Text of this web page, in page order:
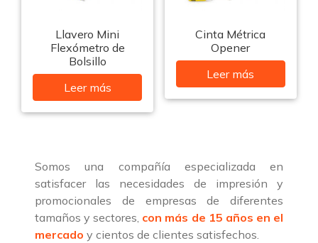
Llavero Mini
Flexómetro de
Bolsillo
Leer más
Cinta Métrica
Opener
Leer más
Somos una compañía especializada en
satisfacer las necesidades de impresión y
promocionales de empresas de diferentes
tamaños y sectores, con más de 15 años en el
mercado y cientos de clientes satisfechos.